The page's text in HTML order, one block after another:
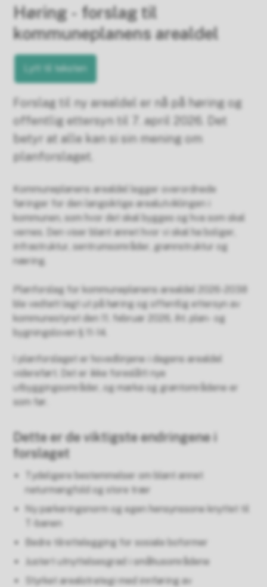
Høring - forslag til
kommuneplanens arealdel
Lytt til teksten
Forslag til ny arealdel er nå på høring og
offentlig ettersyn til 7. april 2026. Det
betyr at alle kan si sin mening om
planforslaget.
Kommuneplanens arealdel legger overordnede
føringer for den langsiktige arealutviklingen i
kommunen, som hvor det skal bygges og hva som skal
vernes. Den viser blant annet hvor vi skal ha boliger,
infrastruktur, sentrumsområder, grønnstruktur og
næring.
Planforslag for kommuneplanens arealdel 2026-2038
ble vedtatt lagt ut på høring og offentlig ettersyn av
kommunestyret den 11. februar 2026, iht. plan- og
bygningsloven § 11-14.
I planforslaget er hovedlinjene i dagens arealdel
videreført. Det er ikke foreslått nye
utbyggingsområder, og marka og grøntområdene er
som før.
Dette er de viktigste endringene i
forslaget
Tydeligere bestemmelser om blant annet
naturmangfold og store trær
Ny parkeringsnorm og egen hensynssone knyttet til
T-banen
Bedre tilrettelegging for sosiale boformer
Justert utnyttelsesgrad i småhusområdene
Styrket arealstrategi med innføring av